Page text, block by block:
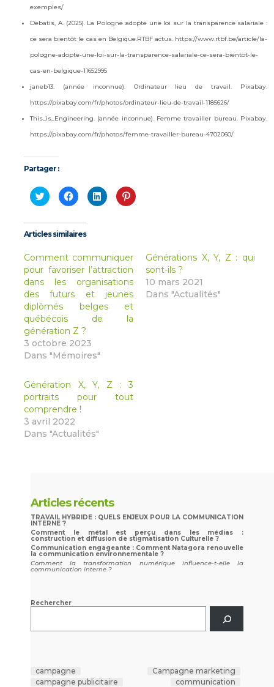
exemples/
Debatis, A. (2025). La Pologne adopte une loi sur la transparence salariale :
ce sera bientôt le cas en Belgique.RTBF actus. https://www.rtbf.be/article/la-
pologne-adopte-une-loi-sur-la-transparence-salariale-ce-sera-bientot-le-
cas-en-belgique-11652995
janeb13. (année inconnue). Ordinateur lieu de travail. Pixabay.
https://pixabay.com/fr/photos/ordinateur-lieu-de-travail-1185626/
This_is_Engineering. (année inconnue). Femme travailler bureau. Pixabay.
https://pixabay.com/fr/photos/femme-travailler-bureau-4702060/
Partager :
Cliquez
pour
partager
Twitter(ouvre
dans
une
fenêtre)
Cliquez
pour
partager
Facebook(ouvre
dans
une
Cliquez
pour
partager
fenêtre)
Cliquez
pour
fenêtre)
Articles similaires
Comment communiquer
pour favoriser l’attraction
dans les organisations
des futurs et jeunes
diplômés belges et
québécois de la
génération Z ?
3 octobre 2023
Dans "Mémoires"
Générations X, Y, Z : qui
sont-ils ?
10 mars 2021
Dans "Actualités"
Génération X, Y, Z : 3
portraits pour tout
comprendre !
3 avril 2022
Dans "Actualités"
Articles récents
TRAVAIL HYBRIDE : QUELS ENJEUX POUR LA COMMUNICATION
INTERNE ?
Comment le métal est perçu dans les médias :
construction et diffusion de stigmatisation Culturelle ?
Communication engageante : Comment Natagora renouvelle
la communication environnementale ?
Comment la transformation numérique influence-t-elle la
communication interne ?
Rechercher
campagne
Campagne marketing
campagne publicitaire
communication